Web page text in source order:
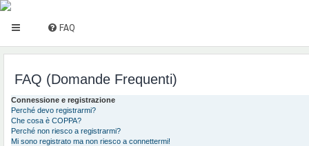
FAQ
FAQ (Domande Frequenti)
Connessione e registrazione
Perché devo registrarmi?
Che cosa è COPPA?
Perché non riesco a registrarmi?
Mi sono registrato ma non riesco a connettermi!